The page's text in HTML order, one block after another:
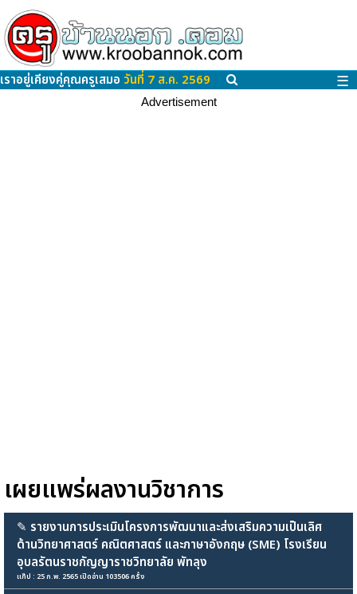
เราอยู่เคียงคู่คุณครูเสมอ วันที่ 7 ส.ค. 2569 ☰
Advertisement
เผยแพร่ผลงานวิชาการ
✎ รายงานการประเมินโครงการพัฒนาและส่งเสริมความเป็นเลิศ
ด้านวิทยาศาสตร์ คณิตศาสตร์ และภาษาอังกฤษ (SME) โรงเรียน
อุบลรัตนราชกัญญาราชวิทยาลัย พัทลุง
แก๊ป : 25 ก.พ. 2565 เปิดอ่าน 103506 ครั้ง